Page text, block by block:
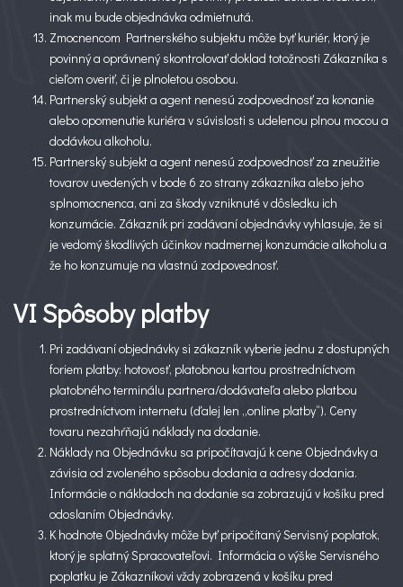
inak mu bude objednávka odmietnutá.
Zmocnencom Partnerského subjektu môže byť kuriér, ktorý je
povinný a oprávnený skontrolovať doklad totožnosti Zákazníka s
cieľom overiť, či je plnoletou osobou.
Partnerský subjekt a agent nenesú zodpovednosť za konanie
alebo opomenutie kuriéra v súvislosti s udelenou plnou mocou a
dodávkou alkoholu.
Partnerský subjekt a agent nenesú zodpovednosť za zneužitie
tovarov uvedených v bode 6 zo strany zákazníka alebo jeho
splnomocnenca, ani za škody vzniknuté v dôsledku ich
konzumácie. Zákazník pri zadávaní objednávky vyhlasuje, že si
je vedomý škodlivých účinkov nadmernej konzumácie alkoholu a
že ho konzumuje na vlastnú zodpovednosť.
VI Spôsoby platby
Pri zadávaní objednávky si zákazník vyberie jednu z dostupných
foriem platby: hotovosť, platobnou kartou prostredníctvom
platobného terminálu partnera/dodávateľa alebo platbou
prostredníctvom internetu (ďalej len „online platby“). Ceny
tovaru nezahŕňajú náklady na dodanie.
Náklady na Objednávku sa pripočítavajú k cene Objednávky a
závisia od zvoleného spôsobu dodania a adresy dodania.
Informácie o nákladoch na dodanie sa zobrazujú v košíku pred
odoslaním Objednávky.
K hodnote Objednávky môže byť pripočítaný Servisný poplatok,
ktorý je splatný Spracovateľovi. Informácia o výške Servisného
poplatku je Zákazníkovi vždy zobrazená v košíku pred